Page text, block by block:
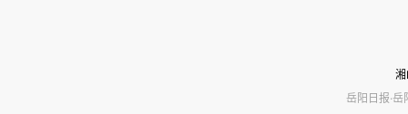
岳阳日报·岳